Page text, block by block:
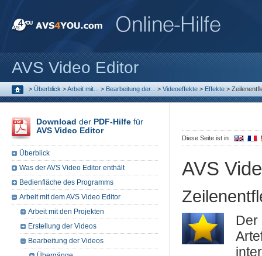
AVS Video Editor
> Überblick >Arbeit mit... > Bearbeitung der... > Videoeffekte > Effekte >
Diese Seite ist in
AVS
Download der PDF-Hilfe für
AVS Video Editor
Überblick
Was der AVS Video Editor enthält
Bedienfläche des Programms
Arbeit mit dem AVS Video Editor
Arbeit mit den Projekten
Erstellung der Videos
Bearbeitung der Videos